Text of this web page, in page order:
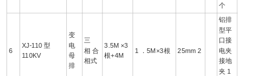
个
6
XJ-110 型
110KV
变
电
母
排
三
相 合
相式
3.5M ×3
根+4M
1 ．5M×3根 25mm 2
铝排
型平
口接
电夹
接地
夹 1